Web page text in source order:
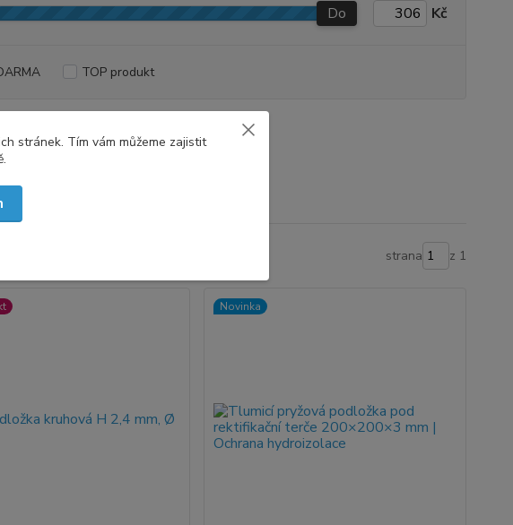
parametry
Do Kč
TOP produkt
strana z 1
Novinka
stránek. Tím vám můžeme zajistit